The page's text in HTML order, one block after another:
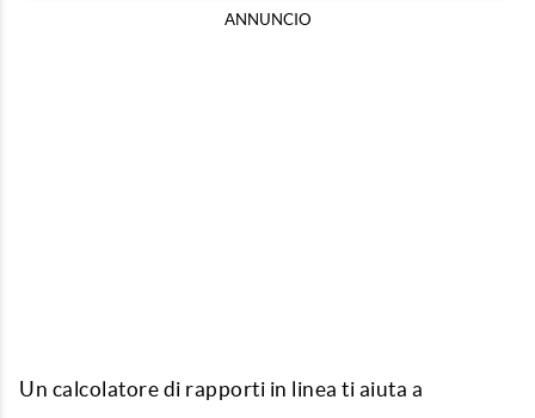
ANNUNCIO
Un calcolatore di rapporti in linea ti aiuta a